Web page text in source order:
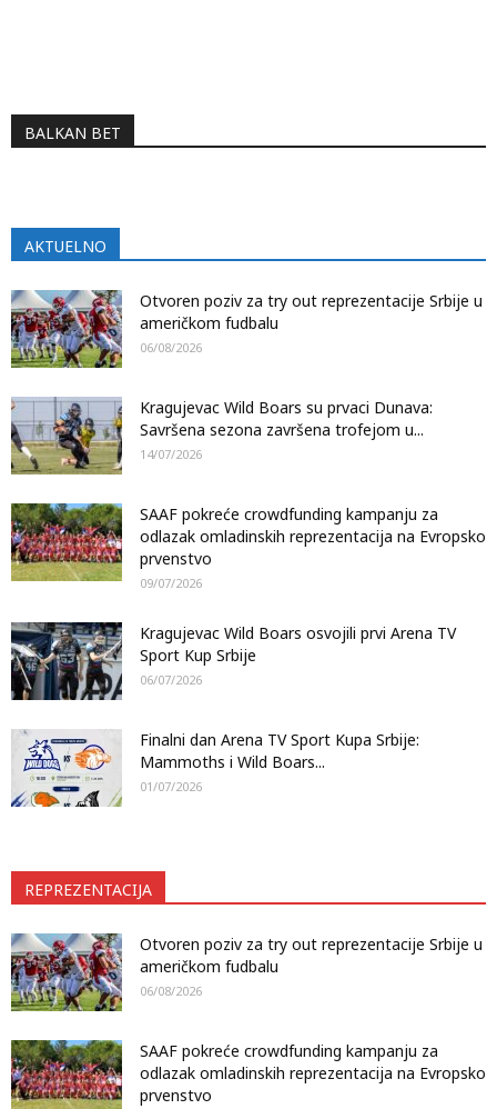
BALKAN BET
AKTUELNO
Otvoren poziv za try out reprezentacije Srbije u
američkom fudbalu
06/08/2026
Kragujevac Wild Boars su prvaci Dunava:
Savršena sezona završena trofejom u...
14/07/2026
SAAF pokreće crowdfunding kampanju za
odlazak omladinskih reprezentacija na Evropsko
prvenstvo
09/07/2026
Kragujevac Wild Boars osvojili prvi Arena TV
Sport Kup Srbije
06/07/2026
Finalni dan Arena TV Sport Kupa Srbije:
Mammoths i Wild Boars...
01/07/2026
REPREZENTACIJA
Otvoren poziv za try out reprezentacije Srbije u
američkom fudbalu
06/08/2026
SAAF pokreće crowdfunding kampanju za
odlazak omladinskih reprezentacija na Evropsko
prvenstvo